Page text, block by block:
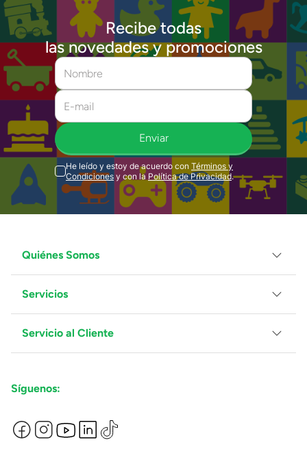
Recibe todas
las novedades y promociones
Enviar
He leído y estoy de acuerdo con Términos y
Condiciones y con la Política de Privacidad.
Quiénes Somos
Grupo Juguetron
Localiza tu tienda
Blog
Servicios
Facturación
Proveedores
Servicio al Cliente
Preguntas Frecuentes
Términos y Condiciones
Devoluciones de Compras en Línea
Síguenos: